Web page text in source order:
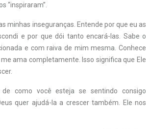
“inspiraram”.
minhas inseguranças. Entende por que eu as
e por que dói tanto encará-las. Sabe o
e com raiva de mim mesma. Conhece
ama completamente. Isso significa que Ele
de como você esteja se sentindo consigo
quer ajudá-la a crescer também. Ele nos